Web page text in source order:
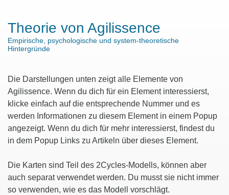
Theorie von Agilissence
Empirische, psychologische und system-theoretische
Hintergründe
Die Darstellungen unten zeigt alle Elemente von
Agilissence. Wenn du dich für ein Element interessierst,
klicke einfach auf die entsprechende Nummer und es
werden Informationen zu diesem Element in einem Popup
angezeigt. Wenn du dich für mehr interessierst, findest du
in dem Popup Links zu Artikeln über dieses Element.
Die Karten sind Teil des 2Cycles-Modells, können aber
auch separat verwendet werden. Du musst sie nicht immer
so verwenden, wie es das Modell vorschlägt.